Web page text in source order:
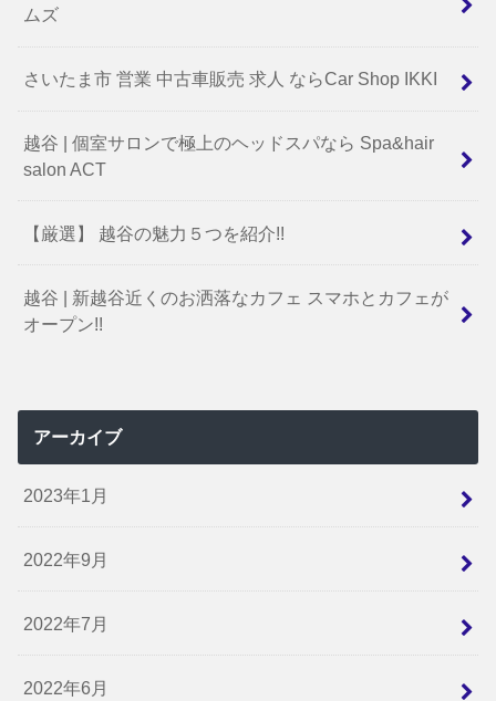
ムズ
さいたま市 営業 中古車販売 求人 ならCar Shop IKKI
越谷 | 個室サロンで極上のヘッドスパなら Spa&hair
salon ACT
【厳選】 越谷の魅力５つを紹介!!
越谷 | 新越谷近くのお洒落なカフェ スマホとカフェが
オープン!!
アーカイブ
2023年1月
2022年9月
2022年7月
2022年6月